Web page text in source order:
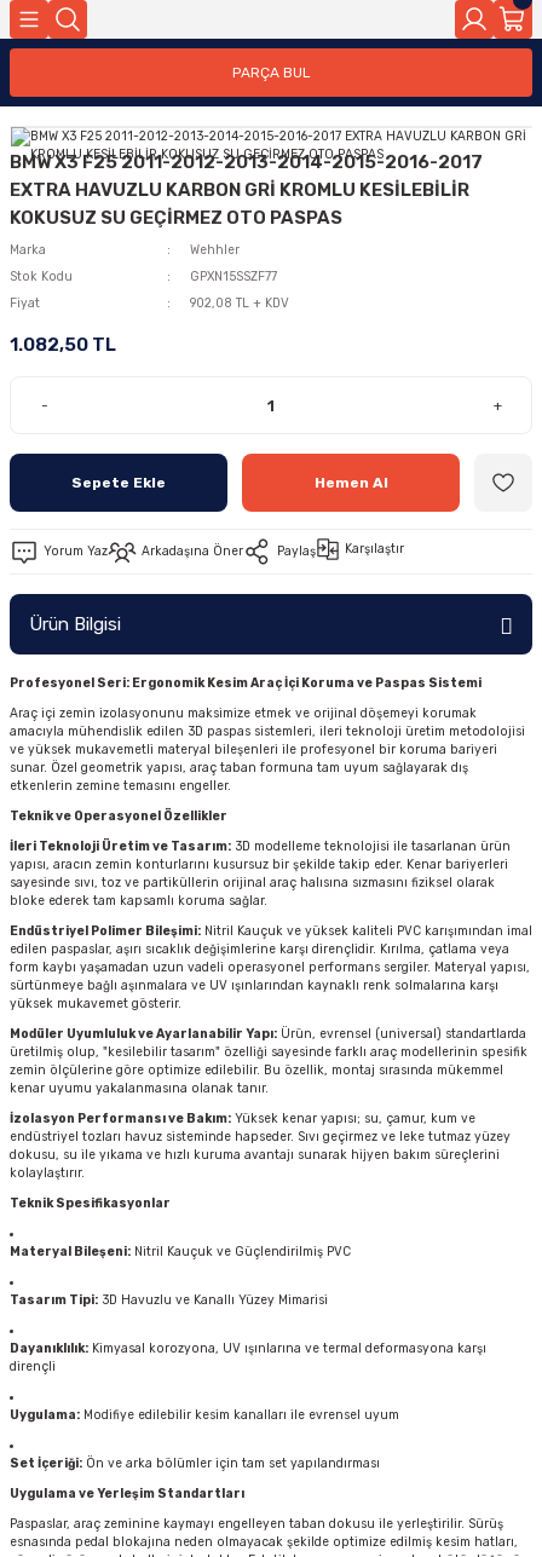
PARÇA BUL
BMW X3 F25 2011-2012-2013-2014-2015-2016-2017
EXTRA HAVUZLU KARBON GRİ KROMLU KESİLEBİLİR
KOKUSUZ SU GEÇİRMEZ OTO PASPAS
Marka
Wehhler
Stok Kodu
GPXN15SSZF77
Fiyat
902,08 TL + KDV
1.082,50 TL
- +
Sepete Ekle Hemen Al
Yorum Yaz Arkadaşına Öner Paylaş Karşılaştır
Ürün Bilgisi
Profesyonel Seri: Ergonomik Kesim Araç İçi Koruma ve Paspas Sistemi
Araç içi zemin izolasyonunu maksimize etmek ve orijinal döşemeyi korumak
amacıyla mühendislik edilen 3D paspas sistemleri, ileri teknoloji üretim metodolojisi
ve yüksek mukavemetli materyal bileşenleri ile profesyonel bir koruma bariyeri
sunar. Özel geometrik yapısı, araç taban formuna tam uyum sağlayarak dış
etkenlerin zemine temasını engeller.
Teknik ve Operasyonel Özellikler
İleri Teknoloji Üretim ve Tasarım: 3D modelleme teknolojisi ile tasarlanan ürün
yapısı, aracın zemin konturlarını kusursuz bir şekilde takip eder. Kenar bariyerleri
sayesinde sıvı, toz ve partiküllerin orijinal araç halısına sızmasını fiziksel olarak
bloke ederek tam kapsamlı koruma sağlar.
Endüstriyel Polimer Bileşimi: Nitril Kauçuk ve yüksek kaliteli PVC karışımından imal
edilen paspaslar, aşırı sıcaklık değişimlerine karşı dirençlidir. Kırılma, çatlama veya
form kaybı yaşamadan uzun vadeli operasyonel performans sergiler. Materyal yapısı,
sürtünmeye bağlı aşınmalara ve UV ışınlarından kaynaklı renk solmalarına karşı
yüksek mukavemet gösterir.
Modüler Uyumluluk ve Ayarlanabilir Yapı: Ürün, evrensel (universal) standartlarda
üretilmiş olup, "kesilebilir tasarım" özelliği sayesinde farklı araç modellerinin spesifik
zemin ölçülerine göre optimize edilebilir. Bu özellik, montaj sırasında mükemmel
kenar uyumu yakalanmasına olanak tanır.
İzolasyon Performansı ve Bakım: Yüksek kenar yapısı; su, çamur, kum ve
endüstriyel tozları havuz sisteminde hapseder. Sıvı geçirmez ve leke tutmaz yüzey
dokusu, su ile yıkama ve hızlı kuruma avantajı sunarak hijyen bakım süreçlerini
kolaylaştırır.
Teknik Spesifikasyonlar
Materyal Bileşeni: Nitril Kauçuk ve Güçlendirilmiş PVC
Tasarım Tipi: 3D Havuzlu ve Kanallı Yüzey Mimarisi
Dayanıklılık: Kimyasal korozyona, UV ışınlarına ve termal deformasyona karşı
dirençli
Uygulama: Modifiye edilebilir kesim kanalları ile evrensel uyum
Set İçeriği: Ön ve arka bölümler için tam set yapılandırması
Uygulama ve Yerleşim Standartları
Paspaslar, araç zeminine kaymayı engelleyen taban dokusu ile yerleştirilir. Sürüş
esnasında pedal blokajına neden olmayacak şekilde optimize edilmiş kesim hatları,